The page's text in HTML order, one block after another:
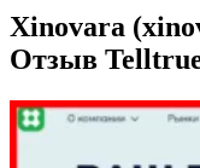
Xinovara
Отзыв